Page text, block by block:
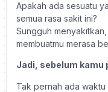
Apakah ada sesuatu
semua rasa sakit ini?
Sungguh
membuatmu merasa
Jadi, sebelum kamu
Tak pernah ada